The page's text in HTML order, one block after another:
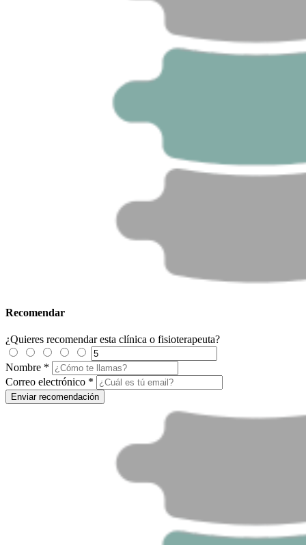
Recomendar
¿Quieres recomendar esta clínica o fisioterapeuta?
Nombre *
Correo electrónico *